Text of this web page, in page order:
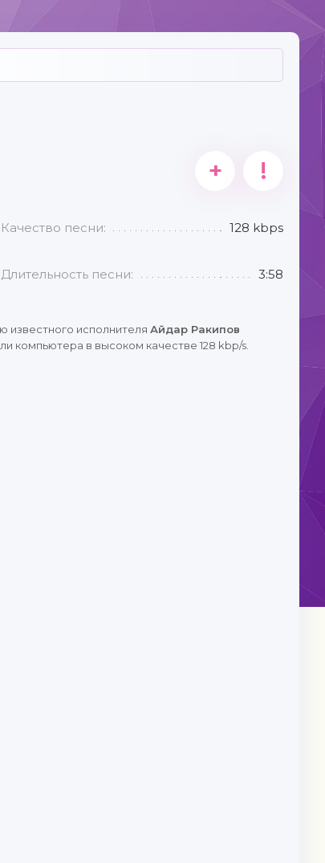
+ !
Качество песни: 128 kbps
Длительность песни: 3:58
известного исполнителя Айдар Ракипов
компьютера в высоком качестве 128 kbp/s.